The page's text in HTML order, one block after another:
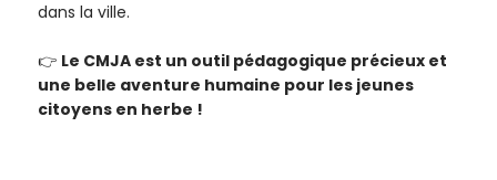
dans la ville.
👉 Le CMJA est un outil pédagogique précieux et
une belle aventure humaine pour les jeunes
citoyens en herbe !